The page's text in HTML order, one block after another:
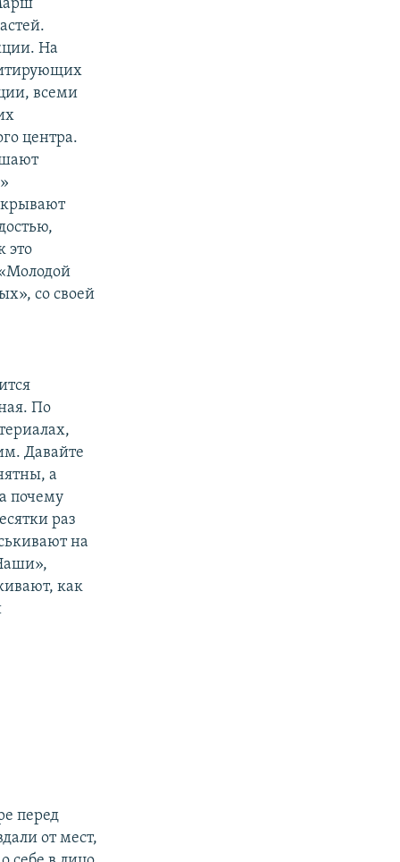
На
всеми
центра.
это
со своей
По
Давайте
а
почему
раз
на
как
перед
от мест,